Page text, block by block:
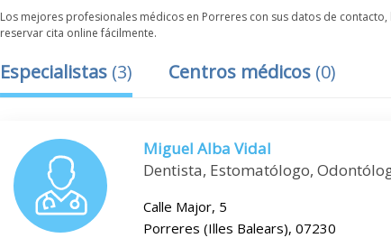
Los mejores profesionales médicos en Porreres con sus datos de
reservar cita online fácilmente.
Especialistas (3) Centros médicos (0)
Miguel Alba Vidal
Dentista, Estomatólogo,
Calle Major, 5
Porreres (Illes Balears), 07230